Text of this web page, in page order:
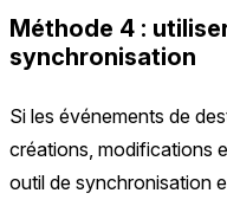
Méthode 4 :
synchronisation
Si les événements de
créations, modifications
outil de synchronisation